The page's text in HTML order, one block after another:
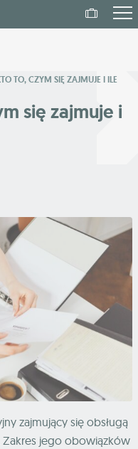
TO, CZYM SIĘ ZAJMUJE I ILE
się zajmuje i
zajmujący się obsługą
jego obowiązków